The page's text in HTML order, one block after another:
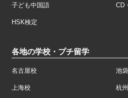
子ども中国語 CD
HSK検定
各地の学校・プチ留学
名古屋校 池
上海校 杭